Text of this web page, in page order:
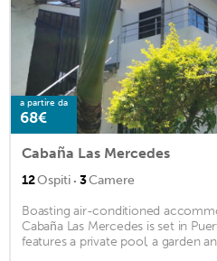
a partire da
68€
Cabaña Las Mercedes
12Ospiti · 3Camere
Boasting air-conditioned
Cabaña Las Mercedes is set in
features a private pool, a garden